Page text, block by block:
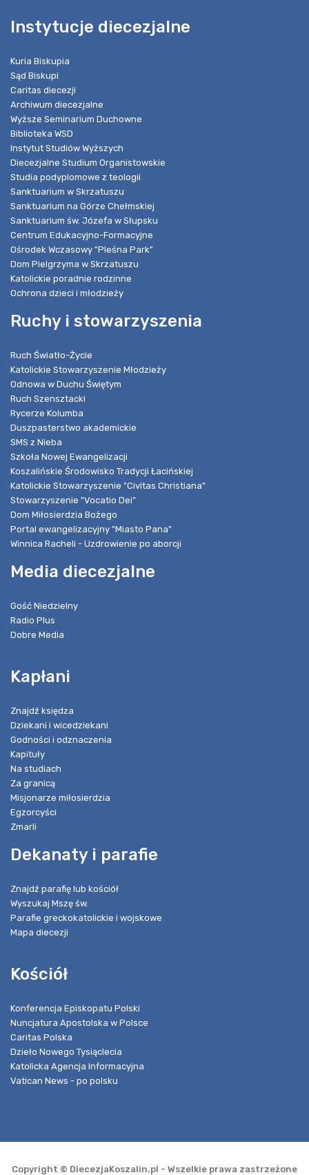
Instytucje diecezjalne
Kuria Biskupia
Sąd Biskupi
Caritas diecezji
Archiwum diecezjalne
Wyższe Seminarium Duchowne
Biblioteka WSD
Instytut Studiów Wyższych
Diecezjalne Studium Organistowskie
Studia podyplomowe z teologii
Sanktuarium w Skrzatuszu
Sanktuarium na Górze Chełmskiej
Sanktuarium św. Józefa w Słupsku
Centrum Edukacyjno-Formacyjne
Ośrodek Wczasowy "Pleśna Park"
Dom Pielgrzyma w Skrzatuszu
Katolickie poradnie rodzinne
Ochrona dzieci i młodzieży
Ruchy i stowarzyszenia
Ruch Światło-Życie
Katolickie Stowarzyszenie Młodzieży
Odnowa w Duchu Świętym
Ruch Szensztacki
Rycerze Kolumba
Duszpasterstwo akademickie
SMS z Nieba
Szkoła Nowej Ewangelizacji
Koszalińskie Środowisko Tradycji Łacińskiej
Katolickie Stowarzyszenie "Civitas Christiana"
Stowarzyszenie "Vocatio Dei"
Dom Miłosierdzia Bożego
Portal ewangelizacyjny "Miasto Pana"
Winnica Racheli - Uzdrowienie po aborcji
Media diecezjalne
Gość Niedzielny
Radio Plus
Dobre Media
Kapłani
Znajdź księdza
Dziekani i wicedziekani
Godności i odznaczenia
Kapituły
Na studiach
Za granicą
Misjonarze miłosierdzia
Egzorcyści
Zmarli
Dekanaty i parafie
Znajdź parafię lub kościół
Wyszukaj Mszę św.
Parafie greckokatolickie i wojskowe
Mapa diecezji
Kościół
Konferencja Episkopatu Polski
Nuncjatura Apostolska w Polsce
Caritas Polska
Dzieło Nowego Tysiąclecia
Katolicka Agencja Informacyjna
Vatican News - po polsku
Copyright © DiecezjaKoszalin.pl - Wszelkie prawa zastrzeżone